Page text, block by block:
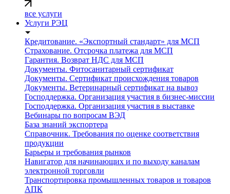
все услуги
Услуги РЭЦ
Кредитование. «Экспортный стандарт» для МСП
Страхование. Отсрочка платежа для МСП
Гарантия. Возврат НДС для МСП
Документы. Фитосанитарный сертификат
Документы. Сертификат происхождения товаров
Документы. Ветеринарный сертификат на вывоз
Господдержка. Организация участия в бизнес-миссии
Господдержка. Организация участия в выставке
Вебинары по вопросам ВЭД
База знаний экспортера
Справочник. Требования по оценке соответствия
продукции
Барьеры и требования рынков
Навигатор для начинающих и по выходу каналам
электронной торговли
Транспортировка промышленных товаров и товаров
АПК